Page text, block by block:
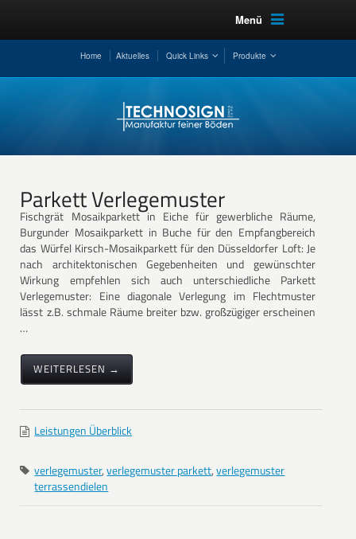
Menü
Home Aktuelles Quick Links Produkte
Parkett Verlegemuster
Fischgrät Mosaikparkett in Eiche für gewerbliche Räume,
Burgunder Mosaikparkett in Buche für den Empfangbereich
das Würfel Kirsch-Mosaikparkett für den Düsseldorfer Loft: Je
nach architektonischen Gegebenheiten und gewünschter
Wirkung empfehlen sich auch unterschiedliche Parkett
Verlegemuster: Eine diagonale Verlegung im Flechtmuster
lässt z.B. schmale Räume breiter bzw. großzügiger erscheinen
…
WEITERLESEN →
Leistungen Überblick
verlegemuster,verlegemuster parkett,verlegemuster
terrassendielen